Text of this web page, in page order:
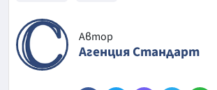
Автор
Агенция Стандарт